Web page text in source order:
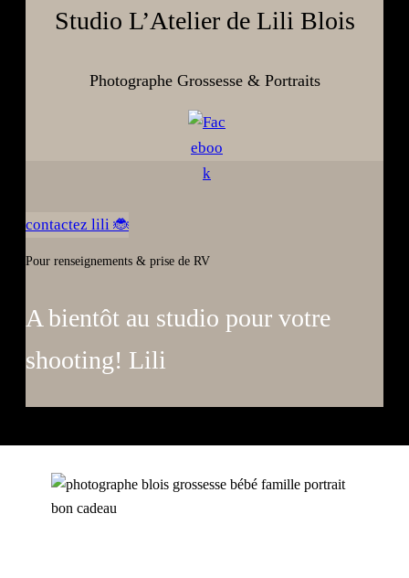
Studio L’Atelier de Lili Blois
Photographe Grossesse & Portraits
contactez lili 🐞
Pour renseignements & prise de RV
A bientôt au studio pour votre
shooting! Lili